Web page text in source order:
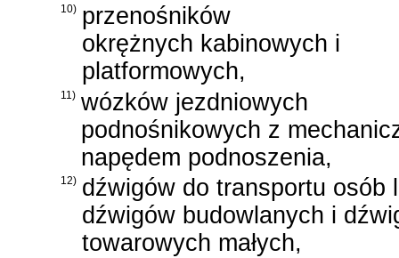
10) przenośników
okrężnych kabinowych i
platformowych,
11) wózków jezdniowych
podnośnikowych z
napędem podnoszenia,
12) dźwigów do transportu osób
dźwigów budowlanych i
towarowych małych,